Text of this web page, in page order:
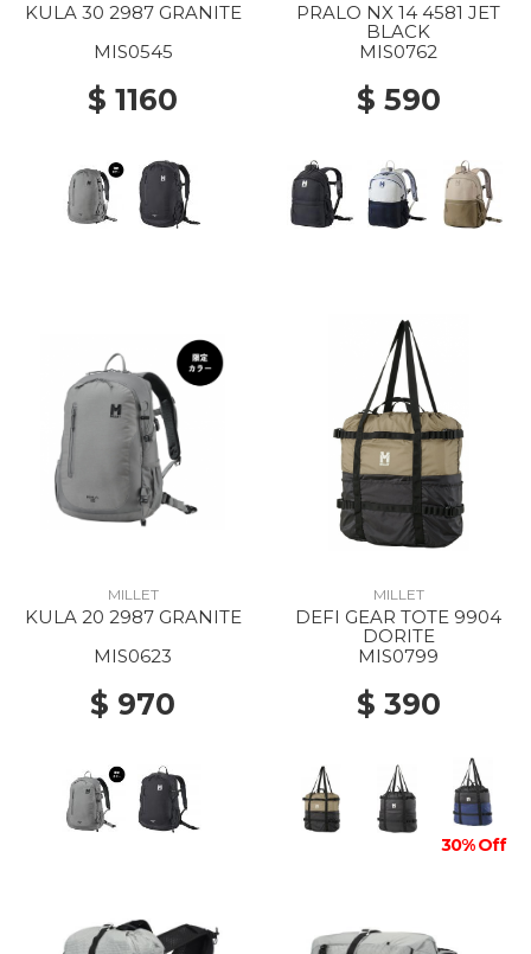
KULA 30 2987 GRANITE
MIS0545
$ 1160
PRALO NX 14 4581 JET
BLACK
MIS0762
$ 590
MILLET
KULA 20 2987 GRANITE
MIS0623
$ 970
MILLET
DEFI GEAR TOTE 9904
DORITE
MIS0799
$ 390
30% Off